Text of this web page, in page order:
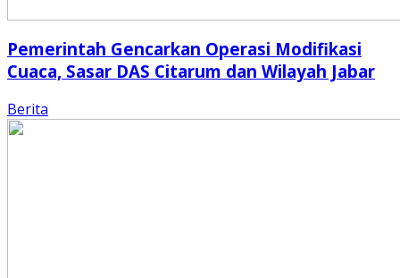
Pemerintah Gencarkan Operasi Modifikasi
Cuaca, Sasar DAS Citarum dan Wilayah Jabar
Berita